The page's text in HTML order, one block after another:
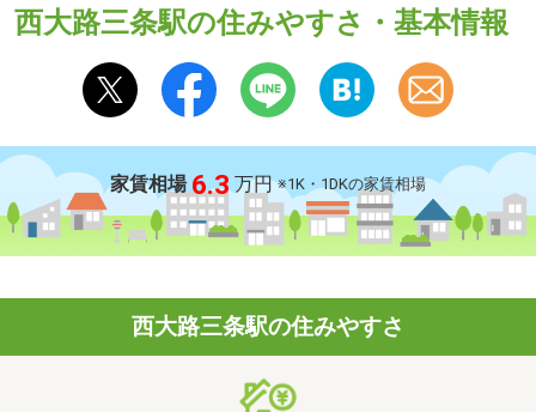
西大路三条駅の住みやすさ・基本情報
家賃相場 6.3 万円 ※1K・1DKの家賃相場
西大路三条駅の住みやすさ